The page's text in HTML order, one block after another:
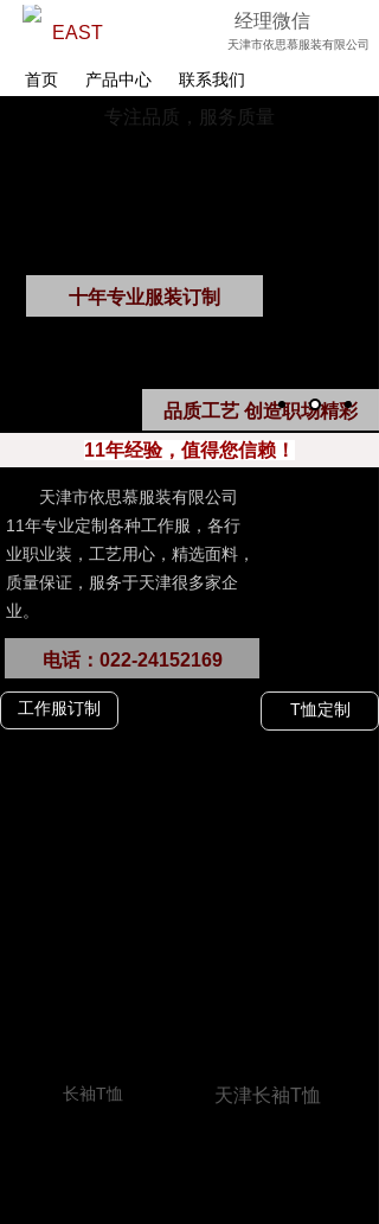
经理微信
EAST
天津市依思慕服装有限公司
首页 产品中心 联系我们
专注品质，服务质量
十年专业服装订制
品质工艺 创造职场精彩
11年经验，值得您信赖！
天津市依思慕服装有限公司
11年专业定制各种工作服，各行
业职业装，工艺用心，精选面料，
质量保证，服务于天津很多家企
业。
电话：022-24152169
T恤定制
工作服订制
长袖T恤 天津长袖T恤